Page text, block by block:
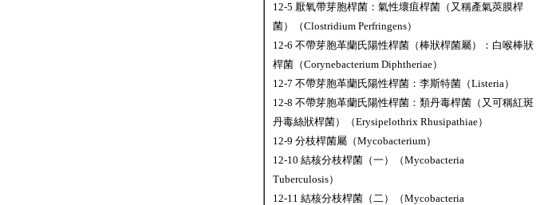
12-5 厭氧帶芽胞桿菌：氣性壞疽桿菌（又稱產氣莢膜桿
菌）（Clostridium Perfringens）
12-6 不帶芽胞革蘭氏陽性桿菌（棒狀桿菌屬）：白喉棒狀
桿菌（Corynebacterium Diphtheriae）
12-7 不帶芽胞革蘭氏陽性桿菌：李斯特菌（Listeria）
12-8 不帶芽胞革蘭氏陽性桿菌：類丹毒桿菌（又可稱紅斑
丹毒絲狀桿菌）（Erysipelothrix Rhusipathiae）
12-9 分枝桿菌屬（Mycobacterium）
12-10 結核分枝桿菌（一）（Mycobacteria
Tuberculosis）
12-11 結核分枝桿菌（二）（Mycobacteria